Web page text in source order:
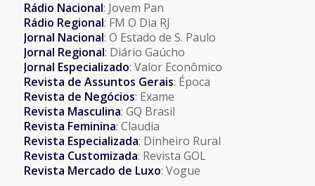
Rádio Nacional: Jovem Pan
Rádio Regional: FM O Dia RJ
Jornal Nacional: O Estado de S. Paulo
Jornal Regional: Diário Gaúcho
Jornal Especializado: Valor Econômico
Revista de Assuntos Gerais: Época
Revista de Negócios: Exame
Revista Masculina: GQ Brasil
Revista Feminina: Claudia
Revista Especializada: Dinheiro Rural
Revista Customizada: Revista GOL
Revista Mercado de Luxo: Vogue